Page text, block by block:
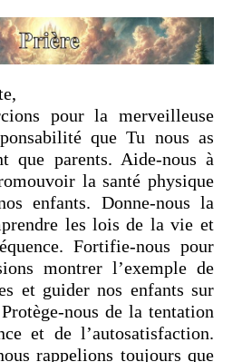
pour la merveilleuse
que Tu nous as
que parents. Aide-nous à
la santé physique
enfants. Donne-nous la
les lois de la vie et
Fortifie-nous pour
montrer l’exemple de
et guider nos enfants sur
nous de la tentation
et de l’autosatisfaction.
rappelions toujours que